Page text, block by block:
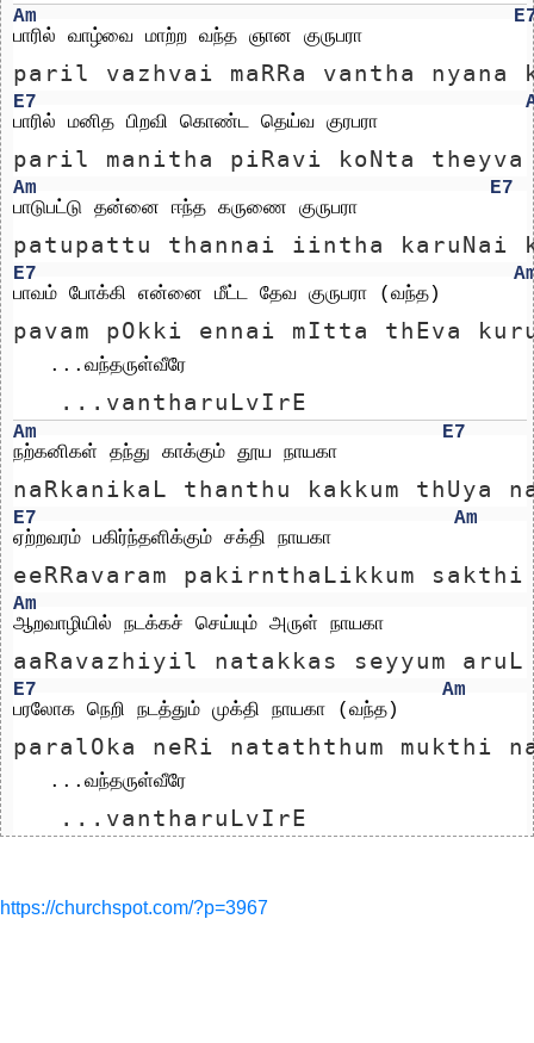
Am
பாரில் வாழ்வை மாற்ற வந்த ஞான குருபரா
paril vazhvai maRRa vantha nyana
E7
பாரில் மனித பிறவி கொண்ட தெய்வ குரபரா
paril manitha piRavi koNta theyva
Am
E7
பாடுபட்டு தன்னை ஈந்த கருணை குருபரா
patupattu thannai iintha karuNai
E7
பாவம் போக்கி என்னை மீட்ட தேவ குருபரா (வந்த)
pavam pOkki ennai mItta thEva
   ...வந்தருள்வீரே
   ...vantharuLvIrE
Am
E7
நற்கனிகள் தந்து காக்கும் தூய நாயகா
naRkanikaL thanthu kakkum thUya
E7
Am
ஏற்றவரம் பகிர்ந்தளிக்கும் சக்தி நாயகா
eeRRavaram pakirnthaLikkum sakthi
Am
ஆறவாழியில் நடக்கச் செய்யும் அருள் நாயகா
aaRavazhiyil natakkas seyyum aruL
E7
Am
பரலோக நெறி நடத்தும் முக்தி நாயகா (வந்த)
paralOka neRi nataththum mukthi
   ...வந்தருள்வீரே
   ...vantharuLvIrE
https://churchspot.com/?p=3967